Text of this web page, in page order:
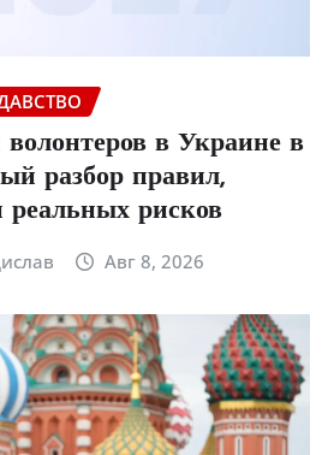
в Украине в
разбор правил,
реальных рисков
Авг 8, 2026